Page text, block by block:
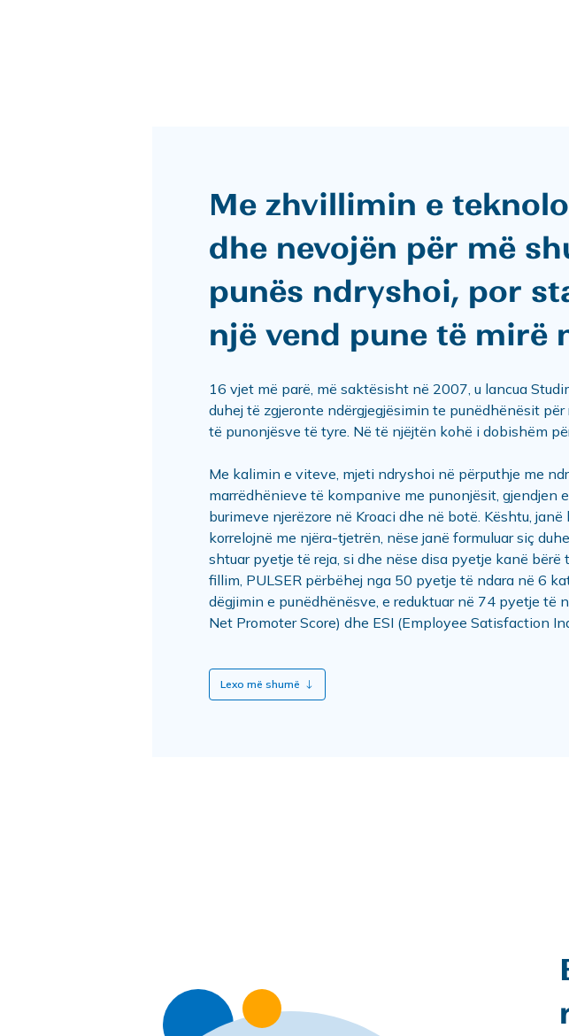
Me zhvillimin e
dhe nevojën për më
punës ndryshoi, por
një vend pune të mirë
16 vjet më parë, më saktësisht në 2007, u lancua
duhej të zgjeronte ndërgjegjësimin te punëdhënësit
të punonjësve të tyre. Në të njëjtën kohë i dobishëm
Me kalimin e viteve, mjeti ndryshoi në përputhje me
marrëdhënieve të kompanive me punonjësit,
burimeve njerëzore në Kroaci dhe në botë. Kështu,
korrelojnë me njëra-tjetrën, nëse janë formuluar siç
shtuar pyetje të reja, si dhe nëse disa pyetje kanë
fillim, PULSER përbëhej nga 50 pyetje të ndara në 6
dëgjimin e punëdhënësve, e reduktuar në 74 pyetje të
Net Promoter Score) dhe ESI (Employee Satisfaction
Lexo më shumë